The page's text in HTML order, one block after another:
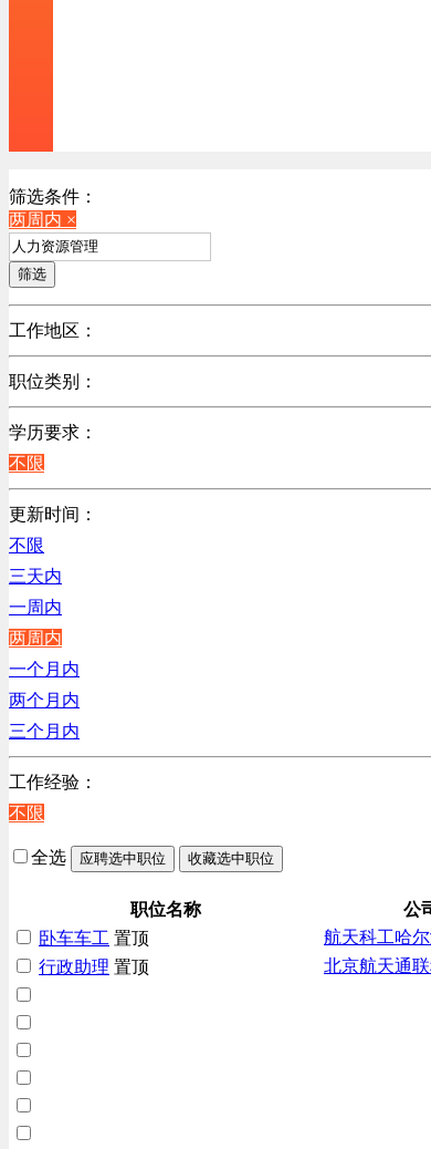
筛选条件：
两周内 ×
筛选
工作地区：
不限
职位类别：
不限
学历要求：
不限
更新时间：
不限
三天内
一周内
两周内
一个月内
两个月内
三个月内
工作经验：
不限
全选 应聘选中职位 收藏选中职位
职位名称
公
卧车车工 置顶 航天科工哈
行政助理 置顶 北京航天通